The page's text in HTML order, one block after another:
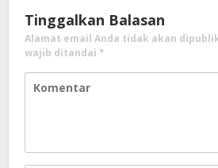
Tinggalkan Balasan
Alamat email Anda tidak akan
wajib ditandai *